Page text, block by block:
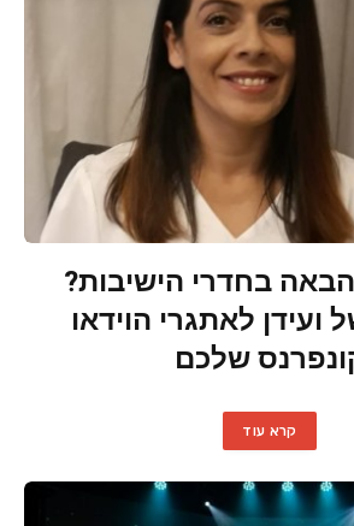
בחדרי הישיבות?
ועידן לאתגרי הוידאו
שלכם
קרא עוד